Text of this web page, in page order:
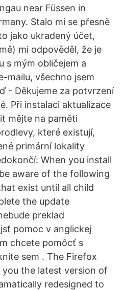
near Füssen in
Stalo mi se přesně
jako ukradený účet,
mi odpověděl, že je
s mým obličejem a
mailu, všechno jsem
- Děkujeme za potvrzení
Při instalaci aktualizace
mějte na paměti
které existují,
primární lokality
When you install
aware of the following
exist until all child
the update
preklad
pomoc v anglickej
chcete pomôcť s
sem . The Firefox
the latest version of
redesigned to